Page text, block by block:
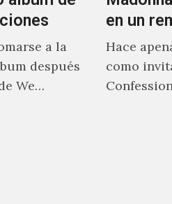
a la
después
We…
en un
Hace
como